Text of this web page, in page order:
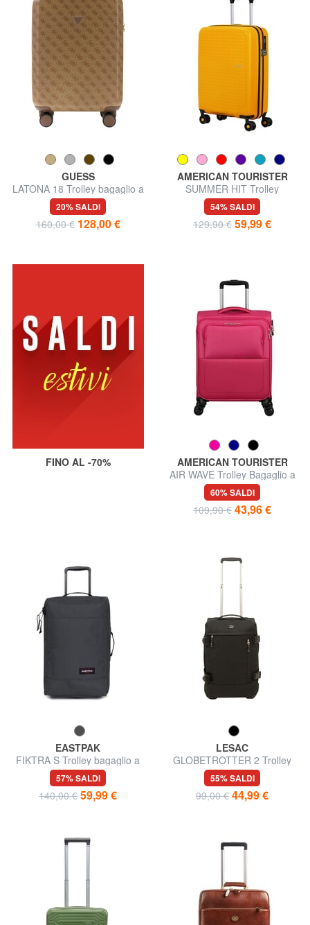
GUESS
LATONA 18 Trolley bagaglio a
mano, rigido
20% SALDI
160,00 € 128,00 €
AMERICAN TOURISTER
SUMMER HIT Trolley
Bagaglio a Mano
54% SALDI
129,90 € 59,99 €
FINO AL -70%
AMERICAN TOURISTER
AIR WAVE Trolley Bagaglio a
Mano
60% SALDI
109,90 € 43,96 €
EASTPAK
FIKTRA S Trolley bagaglio a
mano
57% SALDI
140,00 € 59,99 €
LESAC
GLOBETROTTER 2 Trolley
bagaglio a mano
55% SALDI
99,00 € 44,99 €